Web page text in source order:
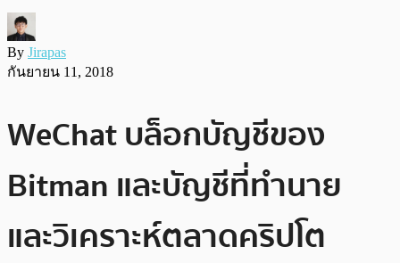
By Jirapas
กันยายน 11, 2018
WeChat บล็อกบัญชีของ
Bitman และบัญชีที่ทำนาย
และวิเคราะห์ตลาดคริปโต